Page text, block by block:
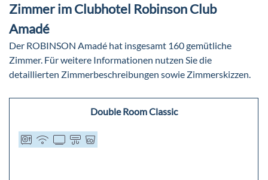
Zimmer im Clubhotel Robinson Club
Amadé
Der ROBINSON Amadé hat insgesamt 160 gemütliche
Zimmer. Für weitere Informationen nutzen Sie die
detaillierten Zimmerbeschreibungen sowie Zimmerskizzen.
Double Room Classic